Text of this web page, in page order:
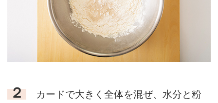
２
カードで大きく全体を混ぜ、水分と粉